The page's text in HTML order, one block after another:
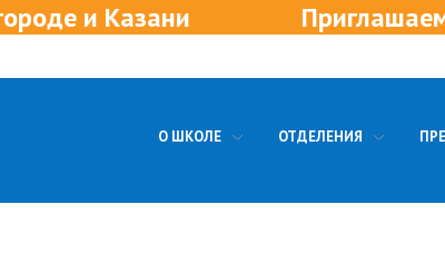
Приглашаем в новые
О ШКОЛЕ ОТДЕЛЕНИЯ